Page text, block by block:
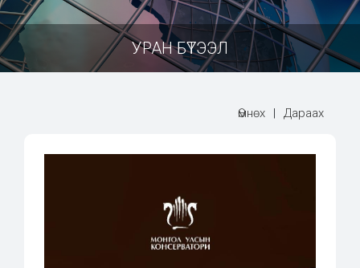
УРАН БҮТЭЭЛ
Өмнөх | Дараах